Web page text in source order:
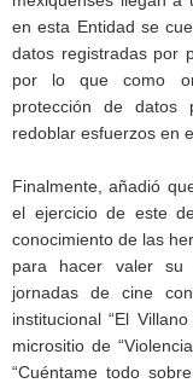
en esta Entidad se
datos registradas por
por lo que como
protección de datos
redoblar esfuerzos en
Finalmente, añadió
el ejercicio de este
conocimiento de las
para hacer valer su
jornadas de cine
institucional “El
micrositio de
“Cuéntame todo